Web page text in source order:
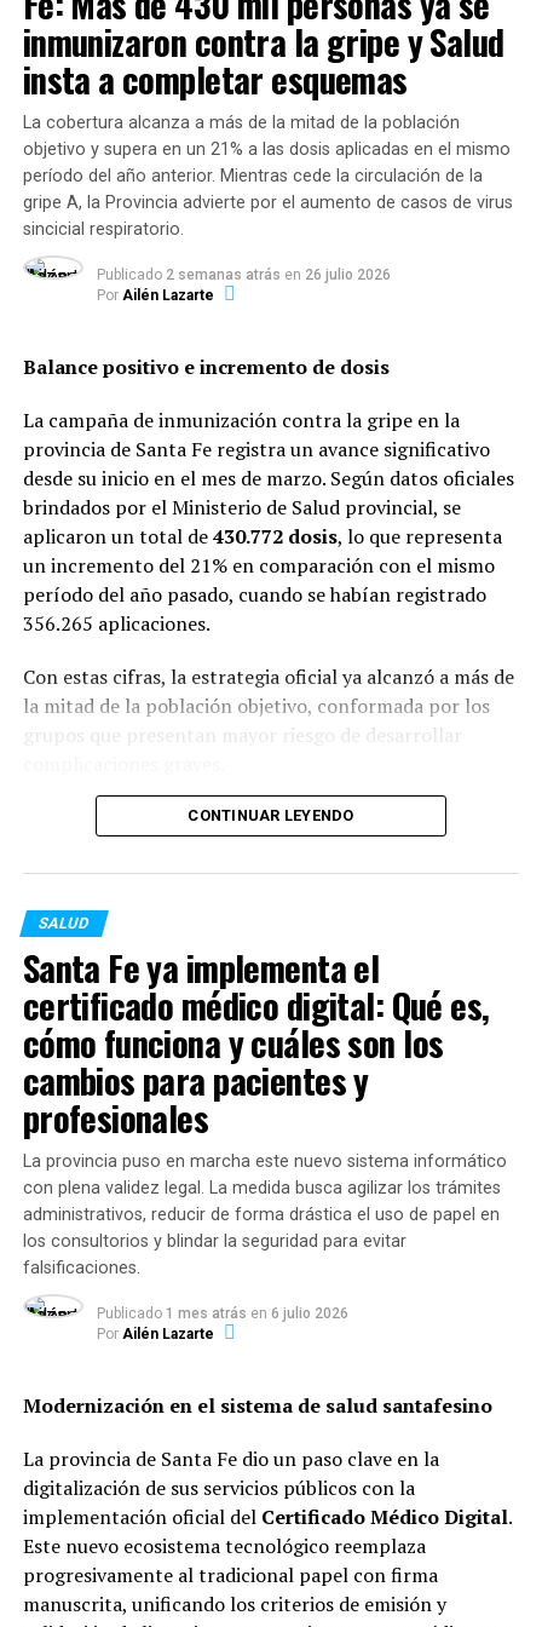
Asimismo, la autoridad de control no pudo identificar
un establecimiento habilitado responsable de su
manufactura, lo que impidió verificar las condiciones de
inocuidad y seguridad en las que fueron elaborados.
Inhabilitación para la línea «Clean
Lab»
organismo regulador impuso una restricción idéntica a
la línea de productos domisanitarios de la marca Clean
que se incluyen:
Limpiadores universales y desinfectantes.
Insecticidas de uso doméstico.
Aromatizantes de ambiente.
Artículos para el acabado y embellecimiento de
superficies.
Desde el organismo fiscalizador remarcaron que la
procesos de fabricación de estos insumos.
Ambas marcas no podrán retornar al mercado hasta
tanto regularicen sus registros, inscriban sus fórmulas y
obtengan las habilitaciones de los establecimientos
productores ante las autoridades sanitarias
competentes.
inmunizaron contra la gripe y Salud
insta a completar esquemas
La cobertura alcanza a más de la mitad de la población
objetivo y supera en un 21% a las dosis aplicadas en el mismo
período del año anterior. Mientras cede la circulación de la
gripe A, la Provincia advierte por el aumento de casos de virus
sincicial respiratorio.
Publicado 2 semanas atrás en 26 julio 2026
Por Ailén Lazarte
Balance positivo e incremento de dosis
La campaña de inmunización contra la gripe en la
provincia de Santa Fe registra un avance significativo
desde su inicio en el mes de marzo. Según datos oficiales
brindados por el Ministerio de Salud provincial, se
aplicaron un total de430.772 dosis, lo que representa
un incremento del 21% en comparación con el mismo
período del año pasado, cuando se habían registrado
356.265 aplicaciones.
Con estas cifras, la estrategia oficial ya alcanzó a más de
la mitad de la población objetivo, conformada por los
grupos que presentan mayor riesgo de desarrollar
Al respecto, la ministra de Salud provincial,
estratégicamente para prevenir el impacto invernal:
“Logramos superar el 50%
de cobertura en la
población objetivo gracias
a un trabajo articulado en
centros de salud,
hospitales y operativos
territoriales desplegados
en toda la provincia”.
Desglose de dosis aplicadas por
grupo de riesgo
El reporte oficial detalló la distribución del esquema de
Personas de 2 a 64 años con factores de
riesgo:154.071 dosis.
Mayores de 65 años:140.935 dosis.
CONTINUAR LEYENDO
SALUD
Santa Fe ya implementa el
certificado médico digital: Qué es,
cómo funciona y cuáles son los
cambios para pacientes y
profesionales
La provincia puso en marcha este nuevo sistema informático
con plena validez legal. La medida busca agilizar los trámites
administrativos, reducir de forma drástica el uso de papel en
los consultorios y blindar la seguridad para evitar
falsificaciones.
Publicado 1 mes atrás en 6 julio 2026
Por Ailén Lazarte
Modernización en el sistema de salud santafesino
La provincia de Santa Fe dio un paso clave en la
digitalización de sus servicios públicos con la
implementación oficial del Certificado Médico Digital.
Este nuevo ecosistema tecnológico reemplaza
progresivamente al tradicional papel con firma
manuscrita, unificando los criterios de emisión y